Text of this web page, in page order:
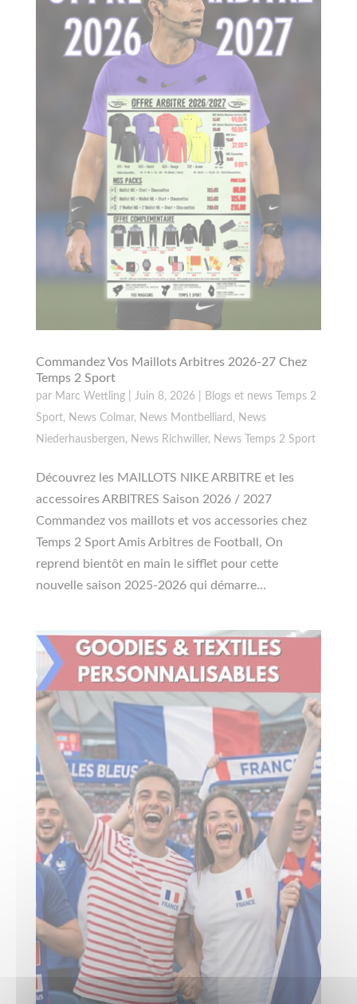
Commandez Vos Maillots Arbitres 2026-27 Chez
Temps 2 Sport
par Marc Wettling| Juin 8, 2026|
Blogs et news Temps 2
Sport, News Colmar, News Montbelliard , News
Niederhausbergen, News Richwiller, News Temps 2 Sport
Découvrez les MAILLOTS NIKE ARBITRE et les
accessoires ARBITRES Saison 2026 / 2027
Commandez vos maillots et vos accessories chez
Temps 2 Sport Amis Arbitres de Football, On
reprend bientôt en main le sifflet pour cette
nouvelle saison 2025-2026 qui démarre...